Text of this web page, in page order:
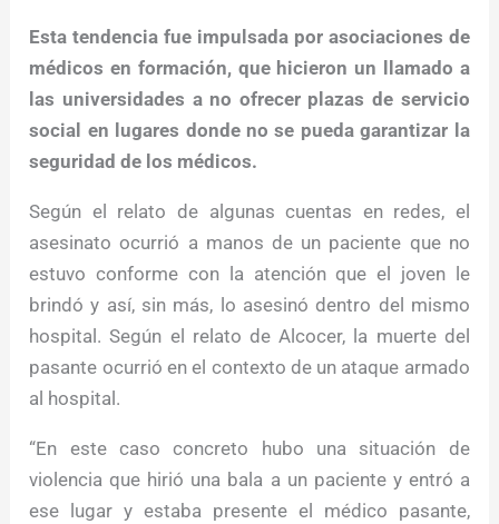
Esta tendencia fue impulsada por asociaciones de
médicos en formación, que hicieron un llamado a
las universidades a no ofrecer plazas de servicio
social en lugares donde no se pueda garantizar la
seguridad de los médicos.
Según el relato de algunas cuentas en redes, el
asesinato ocurrió a manos de un paciente que no
estuvo conforme con la atención que el joven le
brindó y así, sin más, lo asesinó dentro del mismo
hospital. Según el relato de Alcocer, la muerte del
pasante ocurrió en el contexto de un ataque armado
al hospital.
“En este caso concreto hubo una situación de
violencia que hirió una bala a un paciente y entró a
ese lugar y estaba presente el médico pasante,